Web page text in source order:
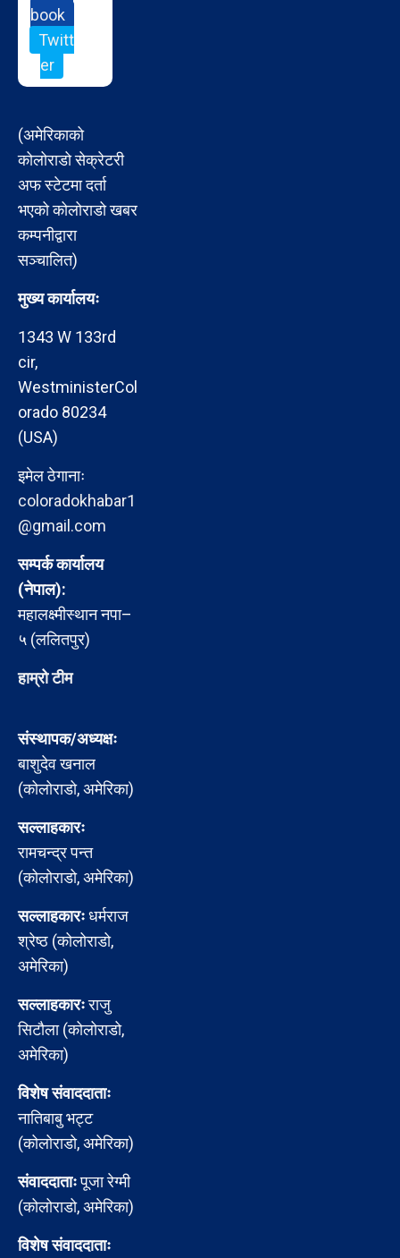
book
Twitt
er
(अमेरिकाको
कोलोराडो सेक्रेटरी
अफ स्टेटमा दर्ता
भएको कोलोराडो खबर
कम्पनीद्वारा
सञ्चालित)
मुख्य कार्यालयः
1343 W 133rd
cir,
WestministerCol
orado 80234
(USA)
इमेल ठेगानाः
coloradokhabar1
@gmail.com
सम्पर्क कार्यालय
(नेपाल):
महालक्ष्मीस्थान नपा–
५ (ललितपुर)
हाम्रो टीम
संस्थापक/अध्यक्षः
बाशुदेव खनाल
(कोलोराडो, अमेरिका)
सल्लाहकारः
रामचन्द्र पन्त
(कोलोराडो, अमेरिका)
सल्लाहकारःधर्मराज
श्रेष्ठ (कोलोराडो,
अमेरिका)
सल्लाहकारःराजु
सिटौला (कोलोराडो,
अमेरिका)
विशेष संवाददाताः
नातिबाबु भट्ट
(कोलोराडो, अमेरिका)
संवाददाताःपूजा रेग्मी
(कोलोराडो, अमेरिका)
विशेष संवाददाताः